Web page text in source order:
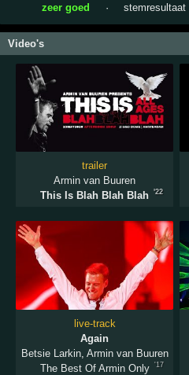
zeer goed
· stemresultaat
Video's
trailer
Armin van Buuren
This Is Blah Blah Blah
'22
live-track
Again
Betsie Larkin, Armin van Buuren
The Best Of Armin Only
'17